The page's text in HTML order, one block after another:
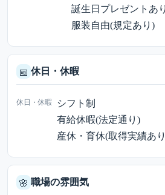
誕生日プレゼントあり
服装自由(規定あり)
📅 休日・休暇
休日・休暇
シフト制
有給休暇(法定通り)
産休・育休(取得実績あ
🌸 職場の雰囲気